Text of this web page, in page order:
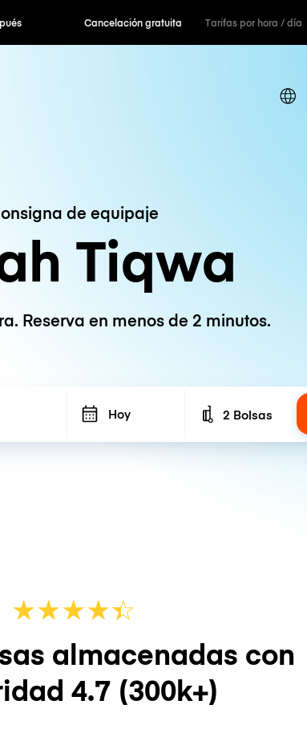
Cancelación gratuita Tarifas por hora / día
de equipaje
Tiqwa
Reserva en menos de 2 minutos.
Hoy Number of bags
2 Bolsas
★★★★☆
★
almacenadas con
4.7 (300k+)